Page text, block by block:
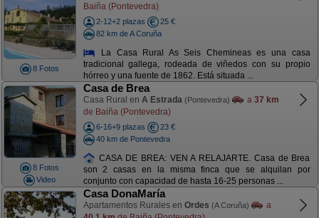
8 Fotos
Baiña (Pontevedra)
2-12+2 plazas
25 €
82 km de A Coruña
La Casa Rural As Seis Chemineas es una casa
tradicional gallega, rodeada de viñedos con su propio
hórreo y una fuente de 1862. Está situada ...
8 Fotos
Video
Casa de Brea
Casa Rural en A Estrada (Pontevedra) a 37 km
de Baiña (Pontevedra)
6-16+9 plazas
23 €
40 km de Pontevedra
CASA DE BREA: VEN A RELAJARTE. Casa de Brea
son 2 casas en la misma finca que se alquilan por
conjunto con capacidad de hasta 16-25 personas ...
Casa DonaMaría
Apartamentos Rurales en Ordes (A Coruña)
a